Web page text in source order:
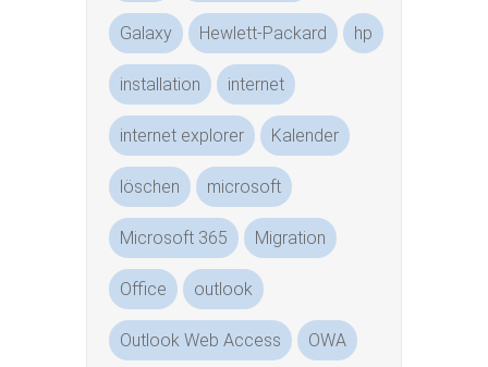
Galaxy Hewlett-Packard hp
installation internet
internet explorer Kalender
löschen microsoft
Microsoft 365 Migration
Office outlook
Outlook Web Access OWA